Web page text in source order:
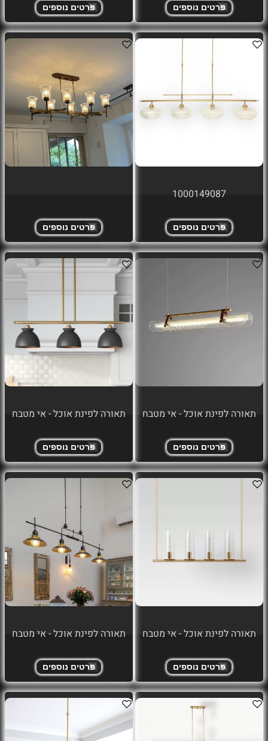
פרטים נוספים פרטים נוספים
1000149087
פרטים נוספים פרטים נוספים
תאורה לפינת אוכל - אי מטבח
פרטים נוספים
תאורה לפינת אוכל - אי מטבח
פרטים נוספים
תאורה לפינת אוכל - אי מטבח
פרטים נוספים
תאורה לפינת אוכל - אי מטבח
פרטים נוספים